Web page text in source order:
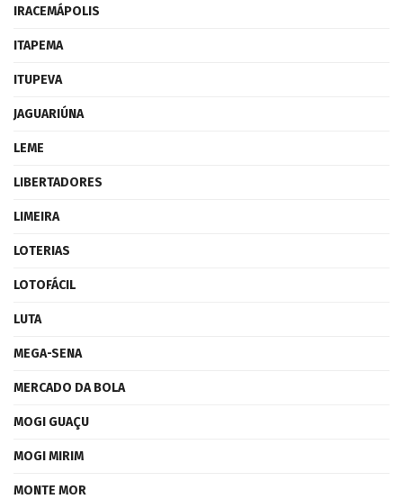
IRACEMÁPOLIS
ITAPEMA
ITUPEVA
JAGUARIÚNA
LEME
LIBERTADORES
LIMEIRA
LOTERIAS
LOTOFÁCIL
LUTA
MEGA-SENA
MERCADO DA BOLA
MOGI GUAÇU
MOGI MIRIM
MONTE MOR